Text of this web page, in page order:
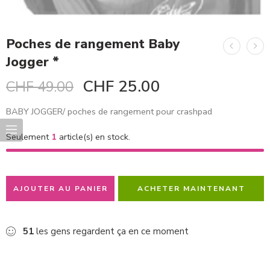
Poches de rangement Baby
Jogger *
CHF49.00 CHF 25.00
BABY JOGGER/ poches de rangement pour crashpad
Seulement 1 article(s) en stock.
AJOUTER AU PANIER ACHETER MAINTENANT
51 les gens regardent ça en ce moment